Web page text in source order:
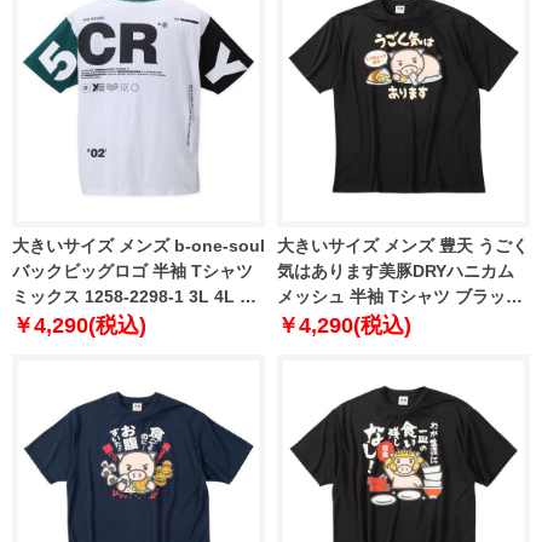
大きいサイズ メンズ b-one-soul
バックビッグロゴ 半袖 Tシャツ
ミックス 1258-2298-1 3L 4L 5L
6L
￥4,290(税込)
大きいサイズ メンズ 豊天 うごく
気はあります美豚DRYハニカム
メッシュ 半袖 Tシャツ ブラック
1258-6250-1 3L 4L 5L 6L 7L 8L
￥4,290(税込)